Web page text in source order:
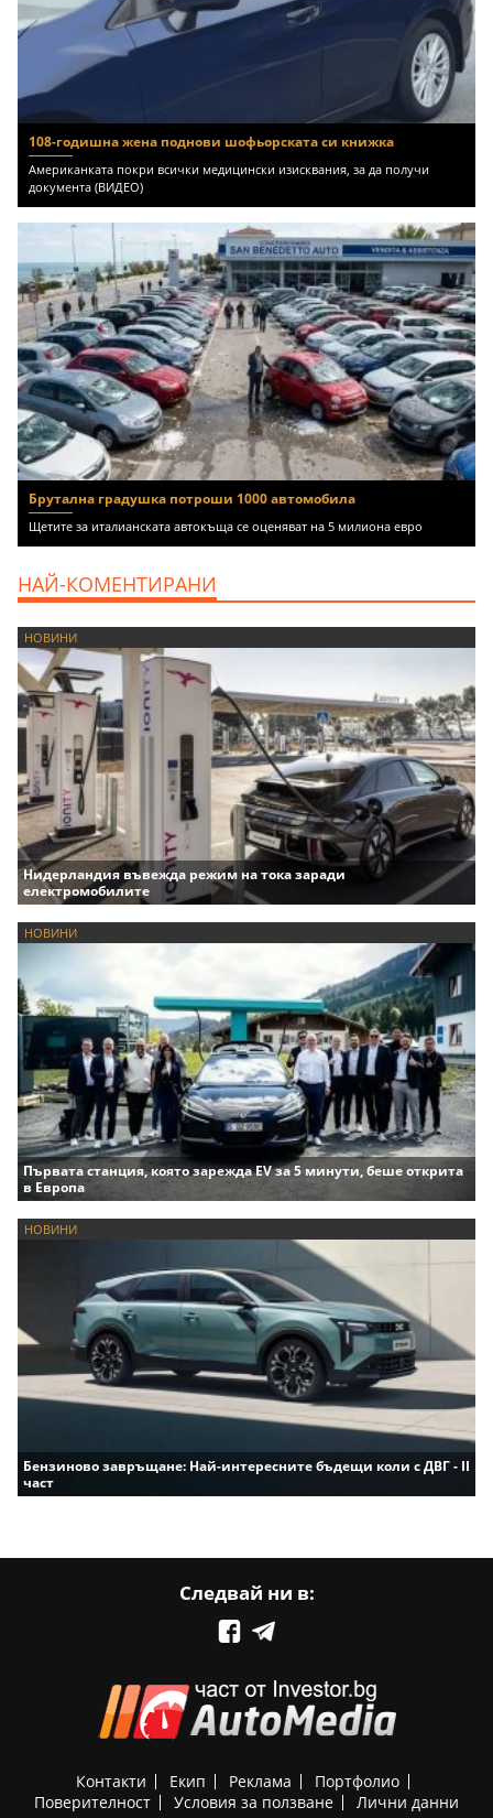
108-годишна жена поднови шофьорската си книжка
Американката покри всички медицински изисквания, за да получи
документа (ВИДЕО)
Брутална градушка потроши 1000 автомобила
Щетите за италианската автокъща се оценяват на 5 милиона евро
НАЙ-КОМЕНТИРАНИ
НОВИНИ
Нидерландия въвежда режим на тока заради
електромобилите
НОВИНИ
Първата станция, която зарежда EV за 5 минути, беше открита
в Европа
НОВИНИ
Бензиново завръщане: Най-интересните бъдещи коли с ДВГ - II
част
Следвай ни в:
Контакти Екип Реклама
Портфолио
Поверителност
Условия за ползване Лични данни